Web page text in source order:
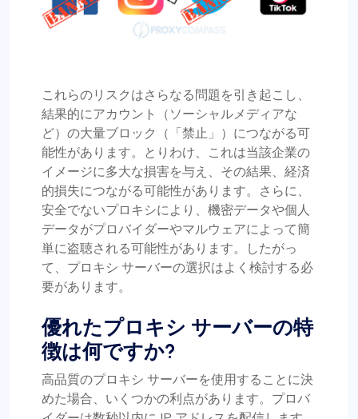
これらのリスクはさらなる問題を引き起こし、
結果的にアカウント（ソーシャルメディアな
ど）の大量ブロック（「禁止」）につながる可
能性があります。とりわけ、これは当該企業の
イメージに多大な損害を与え、その結果、経済
的損失につながる可能性があります。さらに、
安全でないプロキシにより、機密データや個人
データがプロバイダーやマルウェアによって簡
単に盗聴される可能性があります。したがっ
て、プロキシ サーバーの選択はよく検討する必
要があります。
優れたプロキシ サーバーの特
徴は何ですか?
高品質のプロキシ サーバーを使用することに決
めた場合、いくつかの利点があります。プロバ